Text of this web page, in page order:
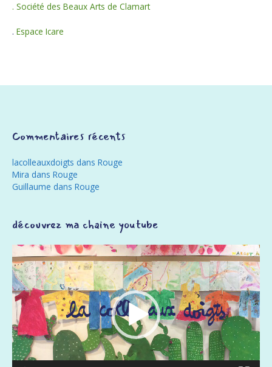
. Société des Beaux Arts de Clamart
. Espace Icare
Commentaires récents
lacolleauxdoigts dans Rouge
Mira dans Rouge
Guillaume dans Rouge
découvrez ma chaine youtube
Lecteur
vidéo